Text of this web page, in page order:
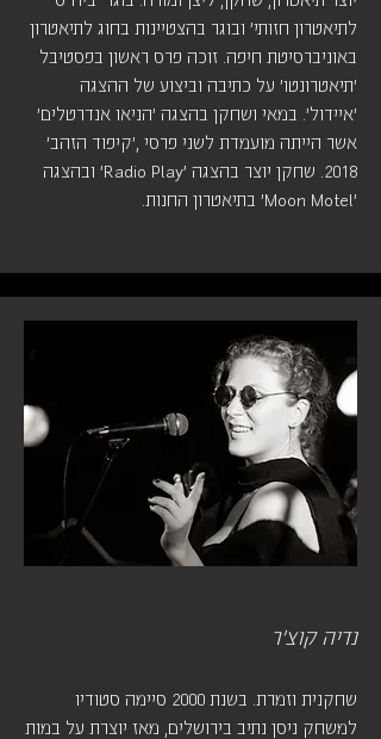
לתיאטרון חזותי' ובוגר בהצטיינות בחוג לתיאטרון
באוניברסיטת חיפה. זוכה פרס ראשון בפסטיבל
'תיאטרונטו' על כתיבה וביצוע של ההצגה
'איידול'. במאי ושחקן בהצגה 'הניאו אנדרטלים'
אשר הייתה מועמדת לשני פרסי ,'קיפוד הזהב'
2018. שחקן יוצר בהצגה 'Radio Play' ובהצגה
'Moon Motel' בתיאטרון החנות.
נדיה קוצ'ר
שחקנית וזמרת. בשנת 2000 סיימה סטודיו
למשחק ניסן נתיב בירושלים, מאז יוצרת על במות